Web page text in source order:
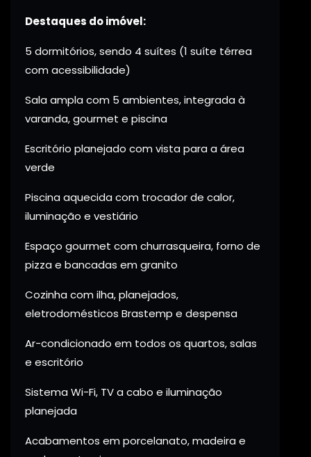
Destaques do imóvel:
5 dormitórios, sendo 4 suítes (1 suíte térrea
com acessibilidade)
Sala ampla com 5 ambientes, integrada à
varanda, gourmet e piscina
Escritório planejado com vista para a área
verde
Piscina aquecida com trocador de calor,
iluminação e vestiário
Espaço gourmet com churrasqueira, forno de
pizza e bancadas em granito
Cozinha com ilha, planejados,
eletrodomésticos Brastemp e despensa
Ar-condicionado em todos os quartos, salas
e escritório
Sistema Wi-Fi, TV a cabo e iluminação
planejada
Acabamentos em porcelanato, madeira e